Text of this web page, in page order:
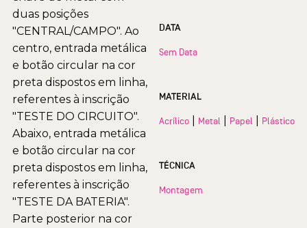
duas posições
"CENTRAL/CAMPO". Ao
centro, entrada metálica
e botão circular na cor
preta dispostos em linha,
referentes à inscrição
"TESTE DO CIRCUITO".
Abaixo, entrada metálica
e botão circular na cor
preta dispostos em linha,
referentes à inscrição
"TESTE DA BATERIA".
Parte posterior na cor
DATA
Sem Data
MATERIAL
Acrílico Metal Papel Plástico
TÉCNICA
Montagem